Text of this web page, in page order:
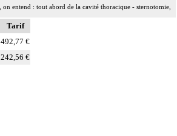
on entend : tout abord de la cavité thoracique - sternotomie,
thoracotomie postérieure -.
[CEC] pour acte intrathoracique inclut, pour le
les responsabilités suivantes :
Tarif
492,77 €
242,56 €